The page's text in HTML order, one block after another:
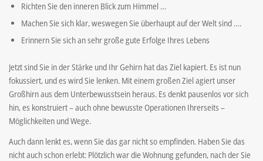
Richten Sie den inneren Blick zum Himmel …
Machen Sie sich klar, weswegen Sie überhaupt auf der Welt sind ….
Erinnern Sie sich an sehr große gute Erfolge Ihres Lebens
Jetzt sind Sie in der Stärke und Ihr Gehirn hat das Ziel kapiert. Es ist nun
fokussiert, und es wird Sie lenken. Mit einem großen Ziel agiert unser
Großhirn aus dem Unterbewusstsein heraus. Es denkt pausenlos vor sich
hin, es konstruiert – auch ohne bewusste Operationen Ihrerseits –
Möglichkeiten und Wege.
Auch dann lenkt es, wenn Sie das gar nicht so empfinden. Haben Sie das
nicht auch schon erlebt: Plötzlich war die Wohnung gefunden, nach der Sie